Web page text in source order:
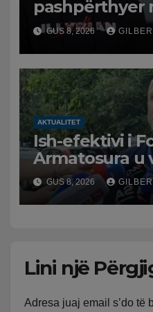
pashpërthyer
dyqanit të
policia nis
ngjarjen
GUS 8, 2026
AKTUALITET
Ish-efektivi i
Armatosura u
kallashnikov
fëmijërisë, zv.
Hetimit:
GUS 8, 2026
Lini një
Adresa juaj email s’do të